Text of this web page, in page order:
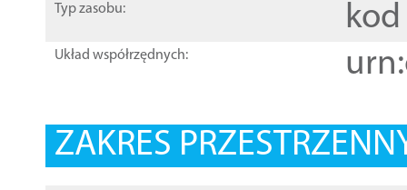
Typ zasobu: kod
Układ współrzędnych:
ZAKRES